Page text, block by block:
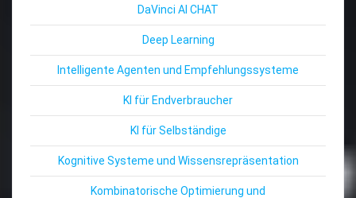
DaVinci AI CHAT
Deep Learning
Intelligente Agenten und Empfehlungssysteme
KI für Endverbraucher
KI für Selbständige
Kognitive Systeme und Wissensrepräsentation
Kombinatorische Optimierung und